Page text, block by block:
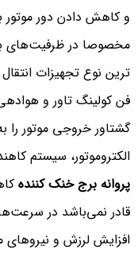
و کاهش دادن دور موتور
مخصوصا در ظرفیت‌های
ترین نوع تجهیزات
فن کولینگ تاور و
گشتاور خروجی موتور
الکتروموتور، سیستم
پروانه برج خنک کننده
قادر نمی‌باشد در
افزایش لرزش و نیروهای